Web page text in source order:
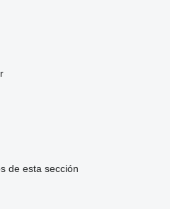
de esta sección